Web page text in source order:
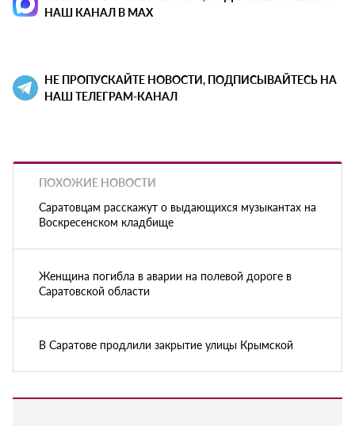
НАШ КАНАЛ В MAX
НЕ ПРОПУСКАЙТЕ НОВОСТИ, ПОДПИСЫВАЙТЕСЬ НА
НАШ ТЕЛЕГРАМ-КАНАЛ
ПОХОЖИЕ НОВОСТИ
Саратовцам расскажут о выдающихся музыкантах на
Воскресенском кладбище
Женщина погибла в аварии на полевой дороге в
Саратовской области
В Саратове продлили закрытие улицы Крымской